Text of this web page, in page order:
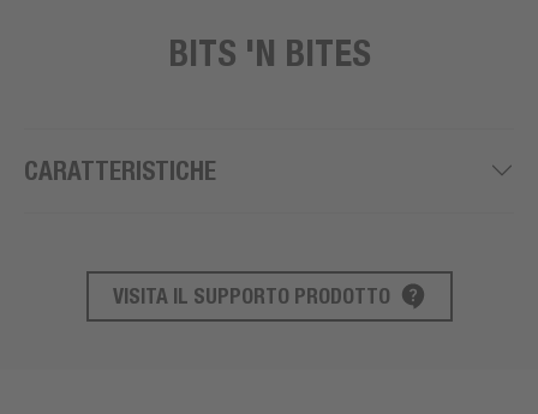
BITS 'N BITES
CARATTERISTICHE
SUPPORTO AL PRODOTTO
VISITA IL SUPPORTO PRODOTTO